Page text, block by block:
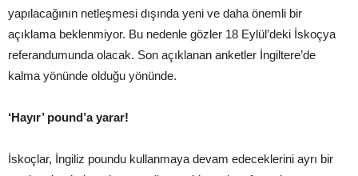
yapılacağının netleşmesi dışında yeni ve daha önemli bir
açıklama beklenmiyor. Bu nedenle gözler 18 Eylül’deki İskoçya
referandumunda olacak. Son açıklanan anketler İngiltere’de
kalma yönünde olduğu yönünde.
‘Hayır’ pound’a yarar!
İskoçlar, İngiliz poundu kullanmaya devam edeceklerini ayrı bir